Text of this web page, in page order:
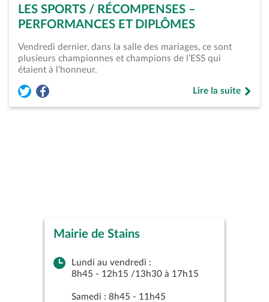
LES SPORTS / RÉCOMPENSES –
PERFORMANCES ET DIPLÔMES
Vendredi dernier, dans la salle des mariages, ce sont
plusieurs championnes et champions de l’ESS qui
étaient à l’honneur.
Partager l'article « Les Sports / Récompenses &#8211;
Partager l'article « Les Sports / Récompenses &#8211;
Lire la suite
de « Les Sports /
Mairie de Stains
Lundi au vendredi :
8h45 - 12h15 /13h30 à 17h15
Samedi : 8h45 - 11h45
Piscine Municipale René
lundi Fermé
Studio Théâtre de Stains
19 Rue Carnot, 93240 Stains